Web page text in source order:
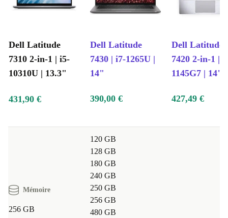
Dell Latitude
7310 2-in-1 | i5-
10310U | 13.3"
Dell Latitude
7430 | i7-1265U |
14"
Dell Latitude
7420 2-in-1 |
1145G7 | 14"
431,90 € 390,00 € 427,49 €
Mémoire
256 GB
120 GB
128 GB
180 GB
240 GB
250 GB
256 GB
480 GB